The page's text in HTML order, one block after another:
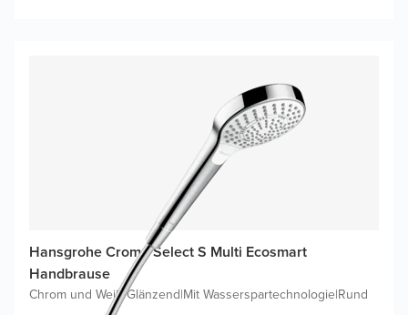
Hansgrohe Croma Select S Multi Ecosmart
Handbrause
Chrom und Weiß Glänzend|Mit Wasserspartechnologie|Rund